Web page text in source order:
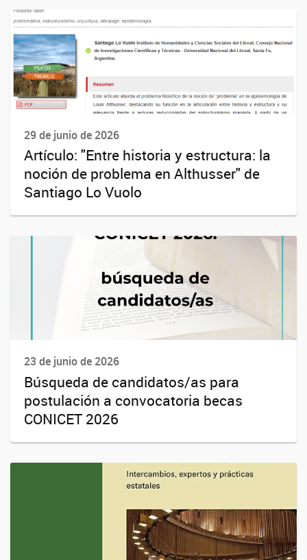
29 de junio de 2026
Artículo: "Entre historia y estructura: la
noción de problema en Althusser" de
Santiago Lo Vuolo
23 de junio de 2026
Búsqueda de candidatos/as para
postulación a convocatoria becas
CONICET 2026